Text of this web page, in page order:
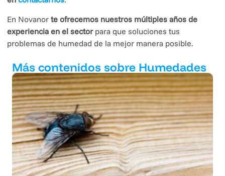
En Novanor te ofrecemos nuestros múltiples años de
experiencia en el sectorpara que soluciones tus
problemas de humedad de la mejor manera posible.
Más contenidos sobre Humedades